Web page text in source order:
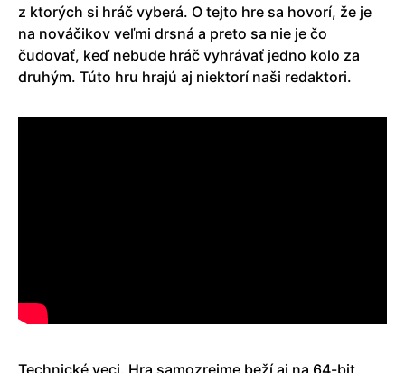
z ktorých si hráč vyberá. O tejto hre sa hovorí, že je
na nováčikov veľmi drsná a preto sa nie je čo
čudovať, keď nebude hráč vyhrávať jedno kolo za
druhým. Túto hru hrajú aj niektorí naši redaktori.
Technické veci. Hra samozrejme beží aj na 64-bit